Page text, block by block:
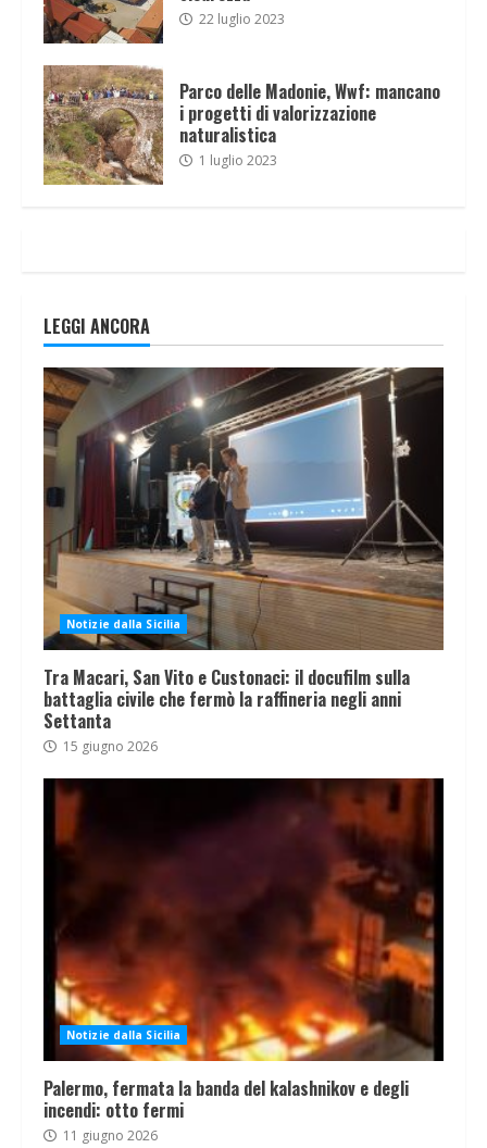
22 luglio 2023
Parco delle Madonie, Wwf: mancano
i progetti di valorizzazione
naturalistica
1 luglio 2023
LEGGI ANCORA
Notizie dalla Sicilia
Tra Macari, San Vito e Custonaci: il docufilm sulla
battaglia civile che fermò la raffineria negli anni
Settanta
15 giugno 2026
Notizie dalla Sicilia
Palermo, fermata la banda del kalashnikov e degli
incendi: otto fermi
11 giugno 2026